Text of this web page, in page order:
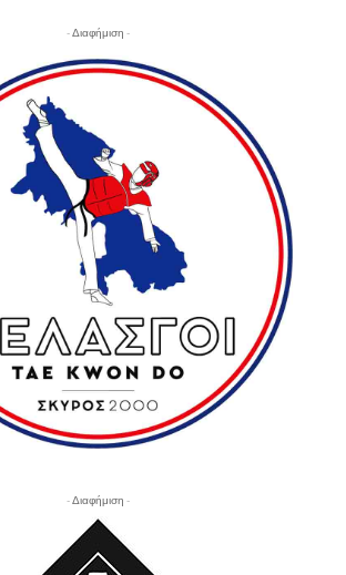
- Διαφήμιση -
- Διαφήμιση -